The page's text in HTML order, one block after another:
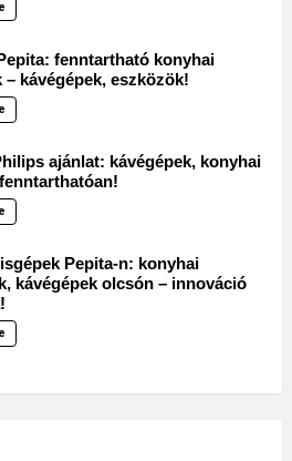
fenntartható konyhai
– kávégépek, eszközök!
ajánlat: kávégépek, konyhai
Pepita-n: konyhai
kávégépek olcsón – innováció